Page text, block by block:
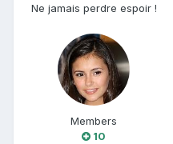
Ne jamais perdre espoir !
Members
10